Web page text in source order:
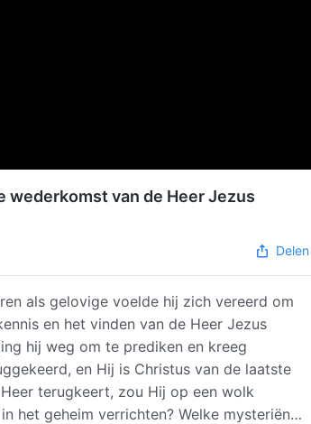
wederkomst van de Heer Jezus
Delen
als gelovige voelde hij zich vereerd om
en het vinden van de Heer Jezus
hij weg om te prediken en kreeg
en Hij is Christus van de laatste
terugkeert, zou Hij op een wolk
het geheim verrichten? Welke mysteriën